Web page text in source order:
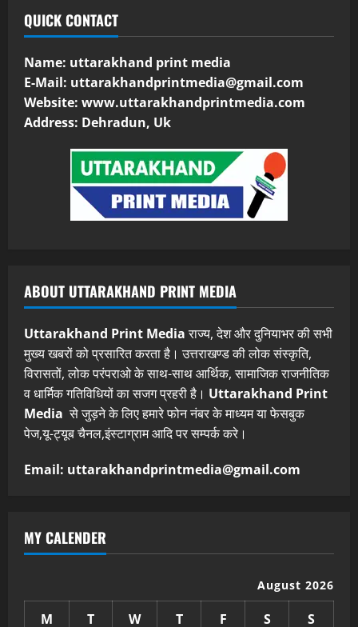
QUICK CONTACT
Name: uttarakhand print media
E-Mail: uttarakhandprintmedia@gmail.com
Website: www.uttarakhandprintmedia.com
Address: Dehradun, Uk
ABOUT UTTARAKHAND PRINT MEDIA
Uttarakhand Print Mediaराज्य, देश और दुनियाभर की सभी
मुख्य खबरों को प्रसारित करता है। उत्तराखण्ड की लोक संस्कृति,
विरासतों, लोक परंपराओ के साथ-साथ आर्थिक, सामाजिक राजनीतिक
व धार्मिक गतिविधियों का सजग प्रहरी है। Uttarakhand Print
Media से जुड़ने के लिए हमारे फोन नंबर के माध्यम या फेसबुक
पेज,यू-ट्यूब चैनल,इंस्टाग्राम आदि पर सम्पर्क करे।
Email: uttarakhandprintmedia@gmail.com
MY CALENDER
August 2026
M T W T F S S